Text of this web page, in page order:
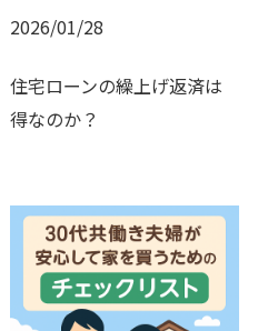
2026/01/28
住宅ローンの繰上げ返済は
得なのか？